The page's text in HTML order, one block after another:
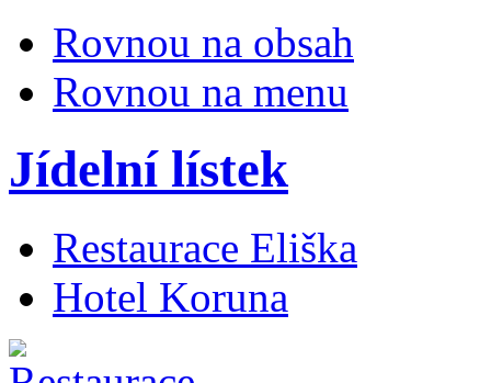
Rovnou na obsah
Rovnou na menu
Jídelní lístek
Restaurace Eliška
Hotel Koruna